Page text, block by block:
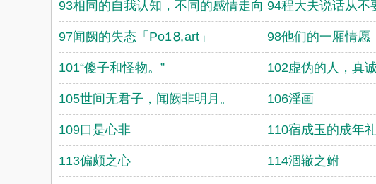
93相同的自我认知，不同的感情走向 94程大夫说话从不
97闻阙的失态「Рo1⒏аrt」 98他们的一厢情愿
101“傻子和怪物。” 102虚伪的人，真
105世间无君子，闻阙非明月。 106淫画
109口是心非 110宿成玉的成年
113偏颇之心 114涸辙之鲋